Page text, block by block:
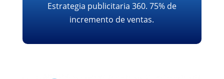
Estrategia publicitaria 360. 75% de
incremento de ventas.